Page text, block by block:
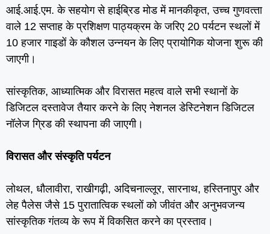
आई.आई.एम. के सहयोग से हाईब्रिड मोड में मानकीकृत, उच्‍च गुणवत्‍ता
वाले 12 सप्‍ताह के प्रशिक्षण पाठ्यक्रम के जरिए 20 पर्यटन स्‍थलों में
10 हजार गाइडों के कौशल उन्‍नयन के लिए प्रायोगिक योजना शुरू की
जाएगी।
सांस्कृतिक, आध्‍यात्मिक और विरासत महत्‍व वाले सभी स्‍थानों के
डिजिटल दस्‍तावेज तैयार करने के लिए नेशनल डेस्टिनेशन डिजिटल
नॉलेज ग्रिड की स्‍थापना की जाएगी।
विरासत और संस्‍कृति पर्यटन
लोथल, धौलावीरा, राखीगढ़ी, अदिचनाल्‍लूर, सारनाथ, हस्तिनापुर और
लेह पैलेस जैसे 15 पुरातात्विक स्‍थलों को जीवंत और अनुभवजन्‍य
सांस्‍कृतिक गंतव्‍य के रूप में विकसित करने का प्रस्‍ताव।